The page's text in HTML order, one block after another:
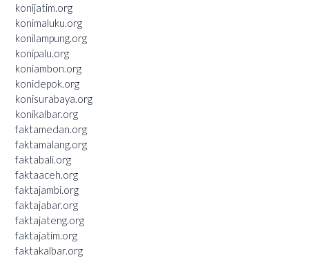
konijatim.org
konimaluku.org
konilampung.org
konipalu.org
koniambon.org
konidepok.org
konisurabaya.org
konikalbar.org
faktamedan.org
faktamalang.org
faktabali.org
faktaaceh.org
faktajambi.org
faktajabar.org
faktajateng.org
faktajatim.org
faktakalbar.org